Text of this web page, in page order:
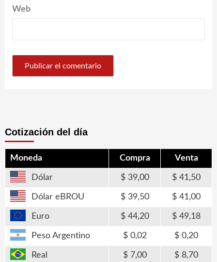
Web
Cotización del día
Moneda Compra Venta
Dólar 39,00 41,50
Dólar eBROU 39,50 41,00
Euro 44,20 49,18
Peso Argentino 0,02 0,20
Real 7,00 8,70